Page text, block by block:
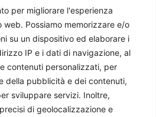
per migliorare l'esperienza
Possiamo memorizzare e/o
su un dispositivo ed elaborare i
IP e i dati di navigazione, al
contenuti personalizzati, per
della pubblicità e dei contenuti,
sviluppare servizi. Inoltre,
di geolocalizzazione e